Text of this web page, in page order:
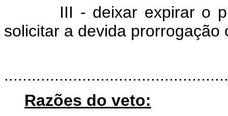
III - deixar expirar o
solicitar a devida prorrogação
Razões do veto: